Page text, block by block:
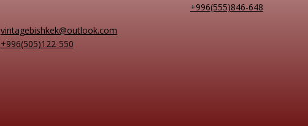
+996(555)846-648
vintagebishkek@outlook.com
+996(505)122-550